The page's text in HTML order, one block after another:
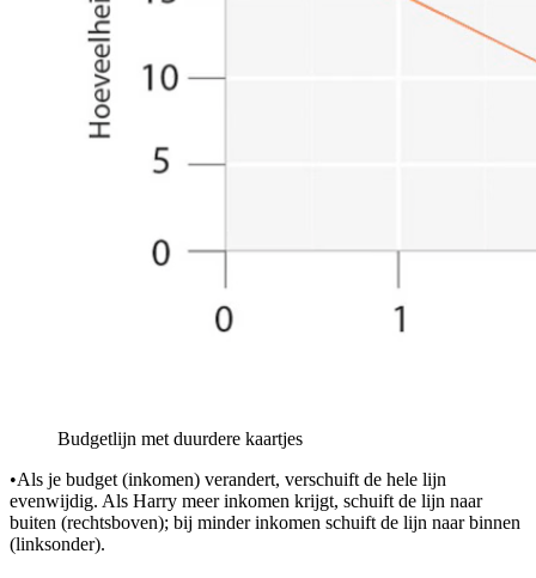
Budgetlijn met duurdere kaartjes
•Als je budget (inkomen) verandert, verschuift de hele lijn
evenwijdig. Als Harry meer inkomen krijgt, schuift de lijn naar
buiten (rechtsboven); bij minder inkomen schuift de lijn naar binnen
(linksonder).